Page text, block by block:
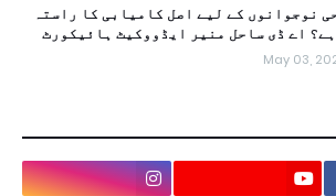
نوجوانوں کے لیے اصل کامیابی کا راستہ
اے ڈی ساحل منیر ایڈووکیٹ ہائیکورٹ
May 03,